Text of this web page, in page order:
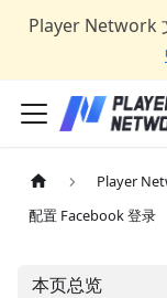
Player Network
Player
配置 Facebook 登录
本页总览